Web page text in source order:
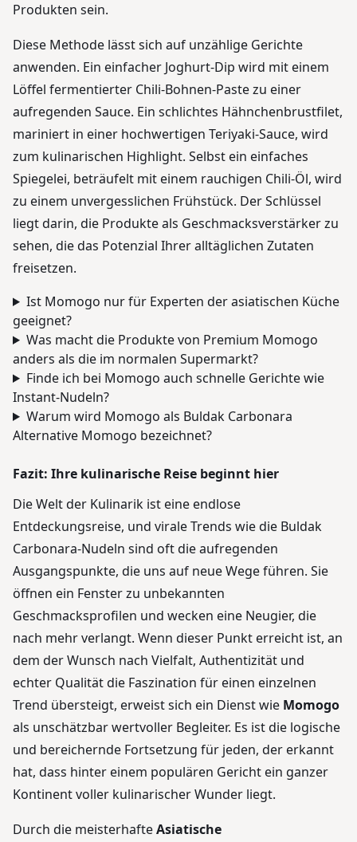
Produkten sein.
Diese Methode lässt sich auf unzählige Gerichte
anwenden. Ein einfacher Joghurt-Dip wird mit einem
Löffel fermentierter Chili-Bohnen-Paste zu einer
aufregenden Sauce. Ein schlichtes Hähnchenbrustfilet,
mariniert in einer hochwertigen Teriyaki-Sauce, wird
zum kulinarischen Highlight. Selbst ein einfaches
Spiegelei, beträufelt mit einem rauchigen Chili-Öl, wird
zu einem unvergesslichen Frühstück. Der Schlüssel
liegt darin, die Produkte als Geschmacksverstärker zu
sehen, die das Potenzial Ihrer alltäglichen Zutaten
freisetzen.
Ist Momogo nur für Experten der asiatischen Küche
geeignet?
Was macht die Produkte von Premium Momogo
anders als die im normalen Supermarkt?
Finde ich bei Momogo auch schnelle Gerichte wie
Instant-Nudeln?
Warum wird Momogo als Buldak Carbonara
Alternative Momogo bezeichnet?
Fazit: Ihre kulinarische Reise beginnt hier
Die Welt der Kulinarik ist eine endlose
Entdeckungsreise, und virale Trends wie die Buldak
Carbonara-Nudeln sind oft die aufregenden
Ausgangspunkte, die uns auf neue Wege führen. Sie
öffnen ein Fenster zu unbekannten
Geschmacksprofilen und wecken eine Neugier, die
nach mehr verlangt. Wenn dieser Punkt erreicht ist, an
dem der Wunsch nach Vielfalt, Authentizität und
echter Qualität die Faszination für einen einzelnen
Trend übersteigt, erweist sich ein Dienst wie Momogo
als unschätzbar wertvoller Begleiter. Es ist die logische
und bereichernde Fortsetzung für jeden, der erkannt
hat, dass hinter einem populären Gericht ein ganzer
Kontinent voller kulinarischer Wunder liegt.
Durch die meisterhafteAsiatische